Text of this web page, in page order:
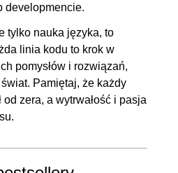
developmencie.
tylko nauka języka, to
linia kodu to krok w
pomysłów i rozwiązań,
Pamiętaj, że każdy
od zera, a wytrwałość i pasja